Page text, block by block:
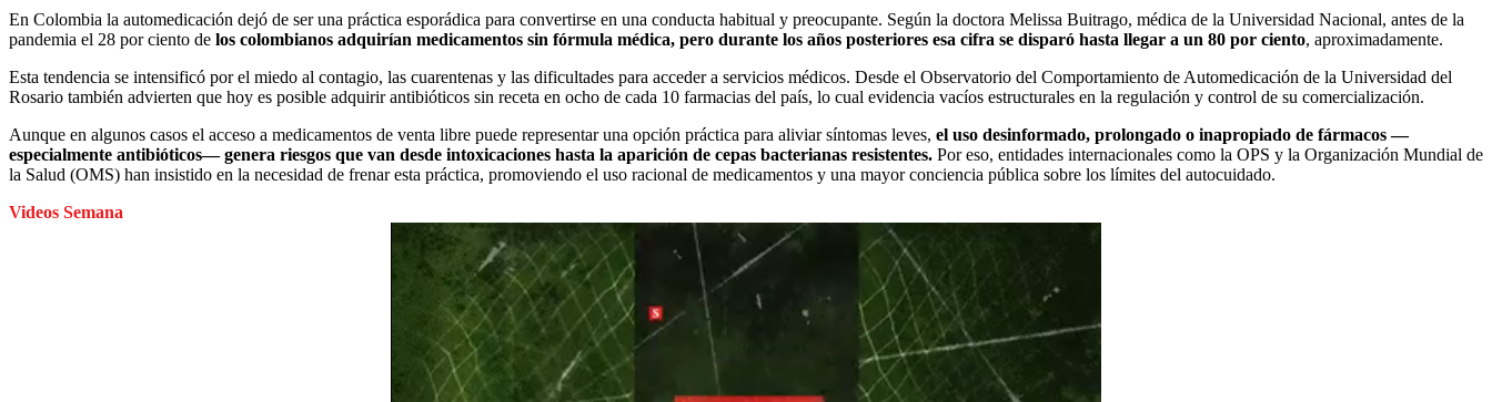
En Colombia la automedicación dejó de ser una práctica esporádica para convertirse en una conducta habitual y preocupante. Según la doctora Melissa Buitrago, médica de la Universidad Nacional, antes de la
pandemia el 28 por ciento de los colombianos adquirían medicamentos sin fórmula médica, pero durante los años posteriores esa cifra se disparó hasta llegar a un 80 por ciento, aproximadamente.
Esta tendencia se intensificó por el miedo al contagio, las cuarentenas y las dificultades para acceder a servicios médicos. Desde el Observatorio del Comportamiento de Automedicación de la Universidad del
Rosario también advierten que hoy es posible adquirir antibióticos sin receta en ocho de cada 10 farmacias del país, lo cual evidencia vacíos estructurales en la regulación y control de su comercialización.
Aunque en algunos casos el acceso a medicamentos de venta libre puede representar una opción práctica para aliviar síntomas leves, el uso desinformado, prolongado o inapropiado de fármacos —
especialmente antibióticos— genera riesgos que van desde intoxicaciones hasta la aparición de cepas bacterianas resistentes. Por eso, entidades internacionales como la OPS y la Organización Mundial de
la Salud (OMS) han insistido en la necesidad de frenar esta práctica, promoviendo el uso racional de medicamentos y una mayor conciencia pública sobre los límites del autocuidado.
Videos Semana